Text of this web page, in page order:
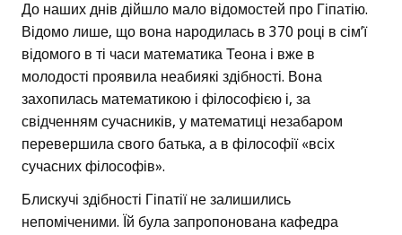
До наших днів дійшло мало відомостей про Гіпатію.
Відомо лише, що вона народилась в 370 році в сім’ї
відомого в ті часи математика Теона і вже в
молодості проявила неабиякі здібності. Вона
захопилась математикою і філософією і, за
свідченням сучасників, у математиці незабаром
перевершила свого батька, а в філософії «всіх
сучасних філософів».
Блискучі здібності Гіпатії не залишились
непоміченими. Їй була запропонована кафедра